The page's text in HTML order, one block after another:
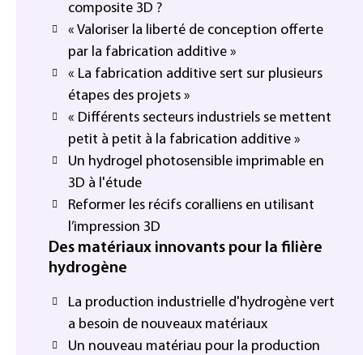
composite 3D ?
« Valoriser la liberté de conception offerte
par la fabrication additive »
« La fabrication additive sert sur plusieurs
étapes des projets »
« Différents secteurs industriels se mettent
petit à petit à la fabrication additive »
Un hydrogel photosensible imprimable en
3D à l'étude
Reformer les récifs coralliens en utilisant
l’impression 3D
Des matériaux innovants pour la filière
hydrogène
La production industrielle d'hydrogène vert
a besoin de nouveaux matériaux
Un nouveau matériau pour la production